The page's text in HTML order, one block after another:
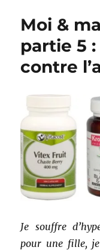
Moi &
partie 5
contre
Je souffre
pour une fille,